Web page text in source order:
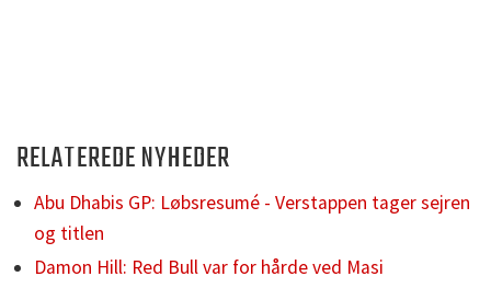
RELATEREDE NYHEDER
Abu Dhabis GP: Løbsresumé - Verstappen tager sejren
og titlen
Damon Hill: Red Bull var for hårde ved Masi